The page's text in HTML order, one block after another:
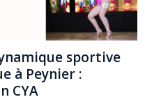
sportive
à Peynier :
CYA